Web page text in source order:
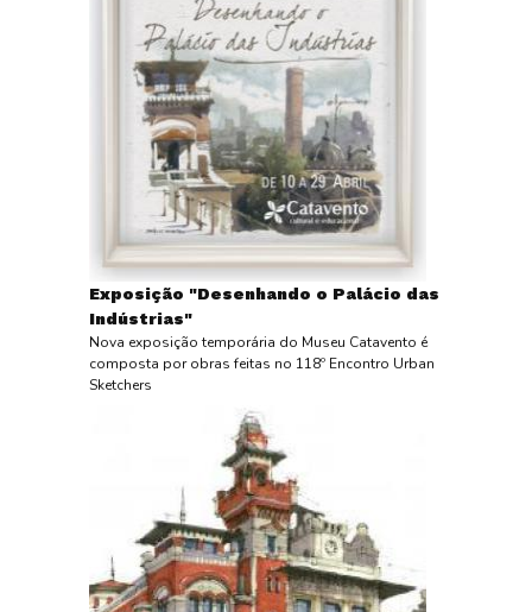
Exposição "Desenhando o Palácio das
Indústrias"
Nova exposição temporária do Museu Catavento é
composta por obras feitas no 118º Encontro Urban
Sketchers